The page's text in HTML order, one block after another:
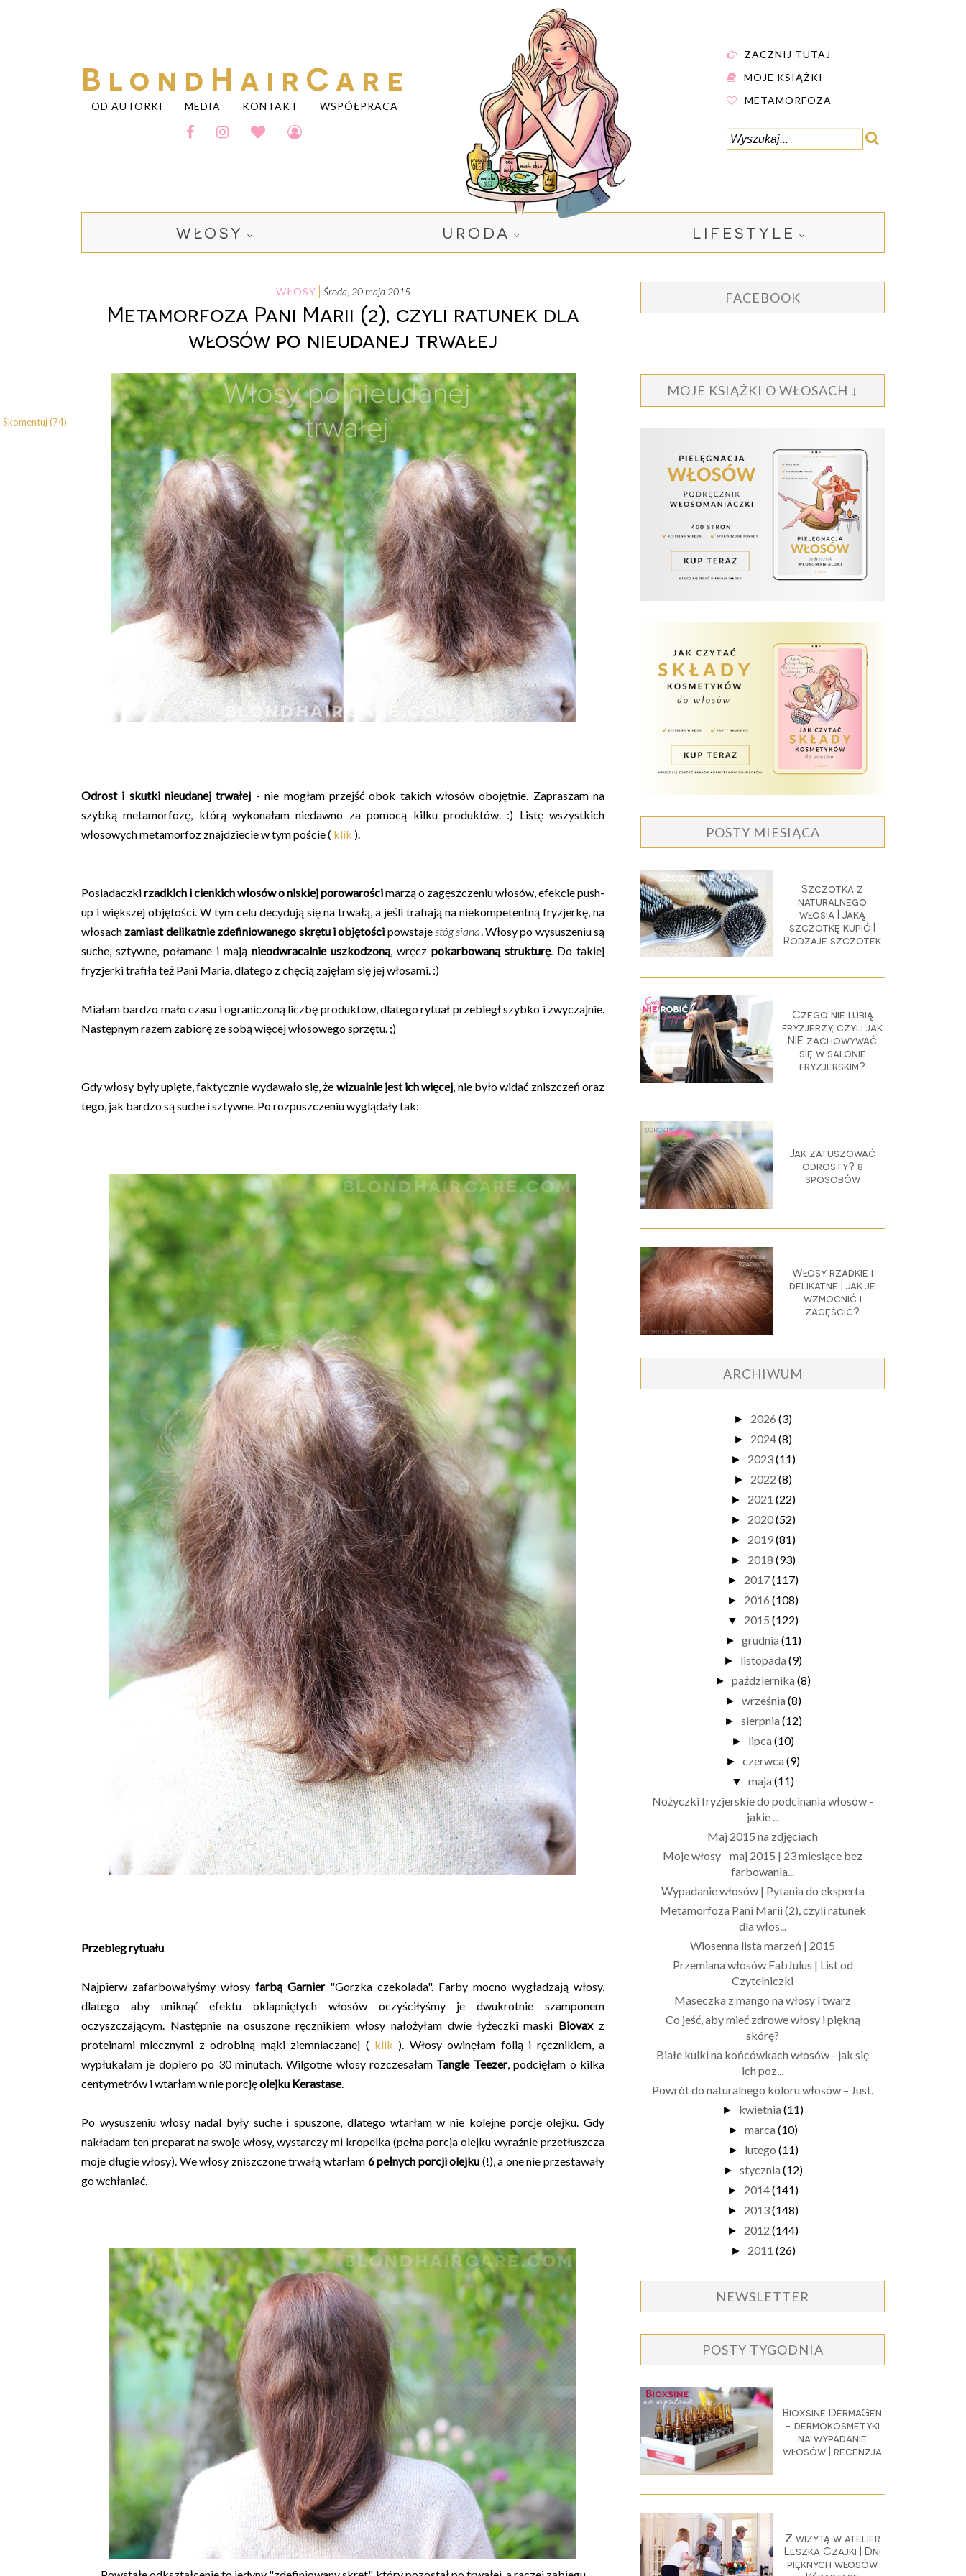
BlondHairCare
OD AUTORKI MEDIA KONTAKT WSPÓŁPRACA
ZACZNIJ TUTAJ
MOJE KSIĄŻKI
METAMORFOZA
WŁOSY URODA LIFESTYLE
WŁOSY środa, 20 maja 2015
Metamorfoza Pani Marii (2), czyli ratunek dla
włosów po nieudanej trwałej
Odrost i skutki nieudanej trwałej - nie mogłam przejść obok takich włosów obojętnie. Zapraszam na
szybką metamorfozę, którą wykonałam niedawno za pomocą kilku produktów. :) Listę wszystkich
włosowych metamorfoz znajdziecie w tym poście ( klik ).
Posiadaczkirzadkich i cienkich włosów o niskiej porowarościmarzą o zagęszczeniu włosów, efekcie push-
up i większej objętości. W tym celu decydują się na trwałą, a jeśli trafiają na niekompetentną fryzjerkę, na
włosach zamiast delikatnie zdefiniowanego skrętu i objętości powstajestóg siana. Włosy po wysuszeniu są
suche, sztywne, połamane i mają nieodwracalnie uszkodzoną, wręcz pokarbowaną strukturę. Do takiej
fryzjerki trafiła też Pani Maria, dlatego z chęcią zajęłam się jej włosami. :)
Miałam bardzo mało czasu i ograniczoną liczbę produktów, dlatego rytuał przebiegł szybko i zwyczajnie.
Następnym razem zabiorę ze sobą więcej włosowego sprzętu. ;)
Gdy włosy były upięte, faktycznie wydawało się, że wizualnie jest ich więcej, nie było widać zniszczeń oraz
tego, jak bardzo są suche i sztywne. Po rozpuszczeniu wyglądały tak:
Przebieg rytuału
Najpierw zafarbowałyśmy włosy farbą Garnier"Gorzka czekolada". Farby mocno wygładzają włosy,
dlatego aby uniknąć efektu oklapniętych włosów oczyściłyśmy je dwukrotnie szamponem
oczyszczającym. Następnie na osuszone ręcznikiem włosy nałożyłam dwie łyżeczki maski Biovax z
proteinami mlecznymi z odrobiną mąki ziemniaczanej ( klik ). Włosy owinęłam folią i ręcznikiem, a
wypłukałam je dopiero po 30 minutach. Wilgotne włosy rozczesałam Tangle Teezer, podcięłam o kilka
centymetrów i wtarłam w nie porcjęolejku Kerastase.
Po wysuszeniu włosy nadal były suche i spuszone, dlatego wtarłam w nie kolejne porcje olejku. Gdy
nakładam ten preparat na swoje włosy, wystarczy mi kropelka (pełna porcja olejku wyraźnie przetłuszcza
moje długie włosy). We włosy zniszczone trwałą wtarłam6 pełnych porcji olejku (!), a one nie przestawały
go wchłaniać.
Skomentuj (74)
FACEBOOK
MOJE KSIĄŻKI O WŁOSACH ↓
POSTY MIESIĄCA
Szczotka z
naturalnego
włosia | Jaką
szczotkę kupić |
Rodzaje szczotek
Czego nie lubią
fryzjerzy, czyli jak
NIE zachowywać
się w salonie
fryzjerskim?
Jak zatuszować
odrosty? 8
sposobów
Włosy rzadkie i
delikatne | Jak je
wzmocnić i
zagęścić?
ARCHIWUM
► 2026 (3)
► 2024(8)
► 2023(11)
► 2022 (8)
► 2021 (22)
► 2020(52)
► 2019(81)
► 2018 (93)
► 2017(117)
► 2016 (108)
▼ 2015 (122)
► grudnia (11)
► listopada (9)
► października (8)
► września (8)
► sierpnia (12)
► lipca (10)
► czerwca (9)
▼ maja (11)
Nożyczki fryzjerskie do podcinania włosów -
jakie ...
Maj 2015 na zdjęciach
Moje włosy - maj 2015 | 23 miesiące bez
farbowania...
Wypadanie włosów | Pytania do eksperta
Metamorfoza Pani Marii (2), czyli ratunek
dla włos...
Wiosenna lista marzeń | 2015
Przemiana włosów FabJulus | List od
Czytelniczki
Maseczka z mango na włosy i twarz
Co jeść, aby mieć zdrowe włosy i piękną
skórę?
Białe kulki na końcówkach włosów - jak się
ich poz...
Powrót do naturalnego koloru włosów – Just.
► kwietnia (11)
► marca (10)
► lutego (11)
► stycznia (12)
► 2014(141)
► 2013(148)
► 2012 (144)
► 2011 (26)
NEWSLETTER
POSTY TYGODNIA
Bioxsine DermaGen
- dermokosmetyki
na wypadanie
włosów | recenzja
Z wizytą w atelier
Leszka Czajki | Dni
pięknych włosów